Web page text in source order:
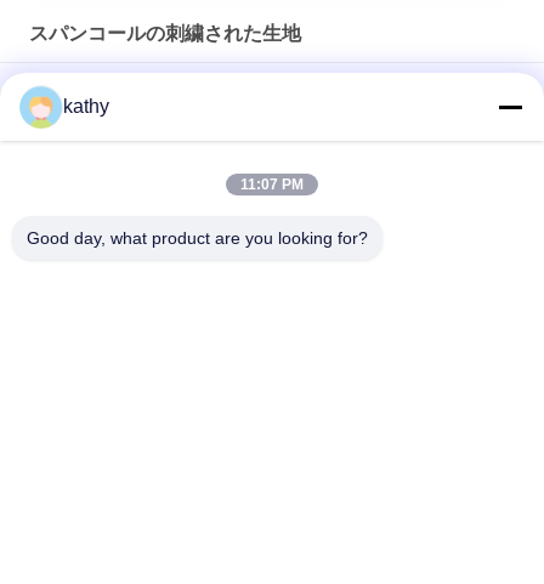
スパンコールの刺繍された生地
3D フローラル セキンの刺身布 誕生日パーティーのドレス
カラフルなバタフライ 高品質の柔らかいセックイン 刺?? 織物
kathy
11:07 PM
Good day, what product are you looking for?